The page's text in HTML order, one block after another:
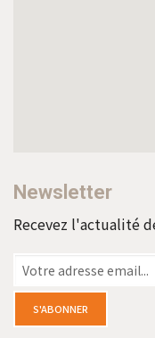
Newsletter
Recevez l'actualité